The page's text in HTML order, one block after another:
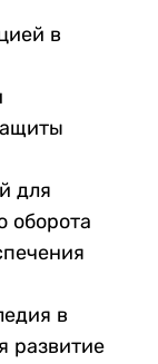
в
для
оборота
в
развитие